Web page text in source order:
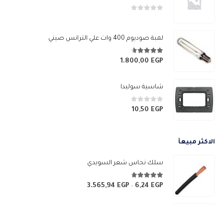
لمبة صوديوم 400 وات علي الترانس صيني
4.56 من 5
1.800,00 EGP
شاسية سوليدا
0من 510,50 EGP
الاكثر مبيعآ
سلك نحاس شعر السويدي
4.67 من 5
6,24 EGP
–
3.565,94 EGP
نطاق